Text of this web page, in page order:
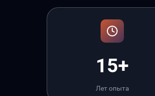
15+
Лет опыта